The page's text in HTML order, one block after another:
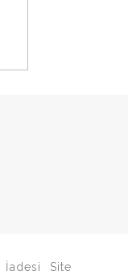
İadesi Site